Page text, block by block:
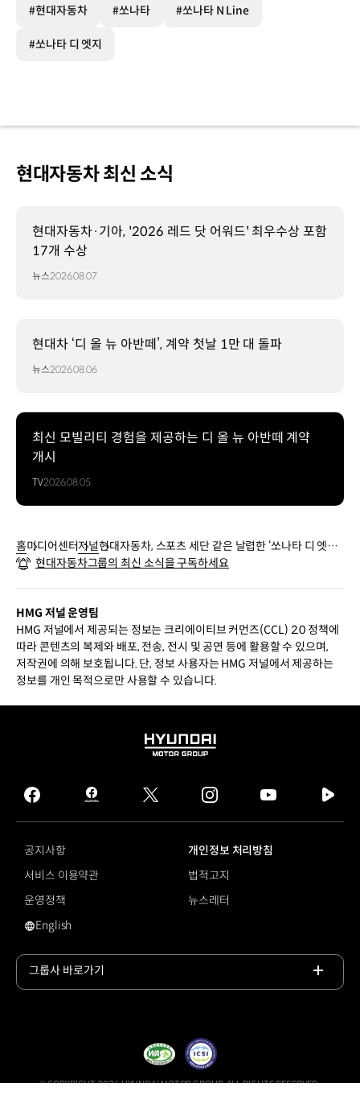
#현대자동차 #쏘나타 #쏘나타 N Line
#쏘나타 디 엣지
현대자동차 최신 소식
현대자동차·기아, '2026 레드 닷 어워드' 최우수상 포함
17개 수상
뉴스2026.08.07
현대차 ‘디 올 뉴 아반떼’, 계약 첫날 1만 대 돌파
뉴스2026.08.06
최신 모빌리티 경험을 제공하는 디 올 뉴 아반떼 계약
개시
TV2026.08.05
홈미디어센터저널현대자동차, 스포츠 세단 같은 날렵한 ‘쏘나타 디 엣지’
디자인 공개
현대자동차그룹의 최신 소식을 구독하세요
HMG 저널 운영팀
HMG 저널에서 제공되는 정보는 크리에이티브 커먼즈(CCL) 2.0 정책에
따라 콘텐츠의 복제와 배포, 전송, 전시 및 공연 등에 활용할 수 있으며,
저작권에 의해 보호됩니다. 단, 정보 사용자는 HMG 저널에서 제공하는
정보를 개인 목적으로만 사용할 수 있습니다.
HYUNDAI
GROUP
facebook
hmg
journal
twitter instagram
tv
공지사항
개인정보 처리방침
서비스 이용약관
법적고지
운영정책
뉴스레터
영문 사이트로 이동
English
그룹사 바로가기
© COPYRIGHT 2026 HYUNDAI MOTOR GROUP, ALL RIGHTS RESERVED.